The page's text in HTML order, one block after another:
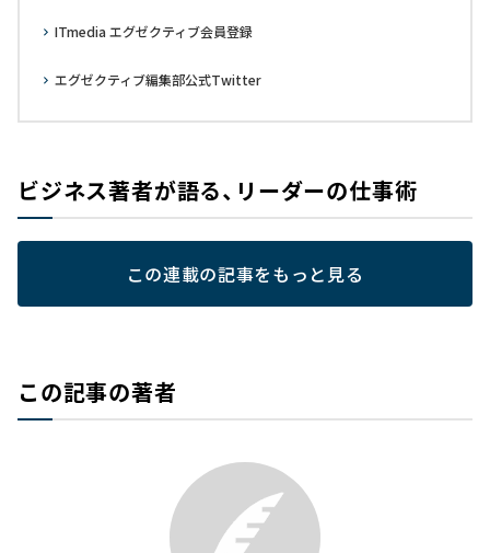
ITmedia エグゼクティブ会員登録
エグゼクティブ編集部公式Twitter
ビジネス著者が語る、リーダーの仕事術
この連載の記事をもっと見る
この記事の著者